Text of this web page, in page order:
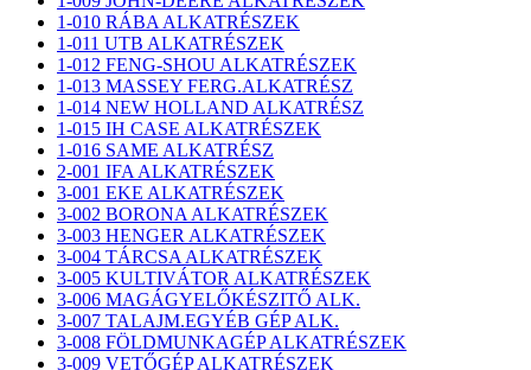
1-010 RÁBA ALKATRÉSZEK
1-011 UTB ALKATRÉSZEK
1-012 FENG-SHOU ALKATRÉSZEK
1-013 MASSEY FERG.ALKATRÉSZ
1-014 NEW HOLLAND ALKATRÉSZ
1-015 IH CASE ALKATRÉSZEK
1-016 SAME ALKATRÉSZ
2-001 IFA ALKATRÉSZEK
3-001 EKE ALKATRÉSZEK
3-002 BORONA ALKATRÉSZEK
3-003 HENGER ALKATRÉSZEK
3-004 TÁRCSA ALKATRÉSZEK
3-005 KULTIVÁTOR ALKATRÉSZEK
3-006 MAGÁGYELŐKÉSZITŐ ALK.
3-007 TALAJM.EGYÉB GÉP ALK.
3-008 FÖLDMUNKAGÉP ALKATRÉSZEK
3-009 VETŐGÉP ALKATRÉSZEK